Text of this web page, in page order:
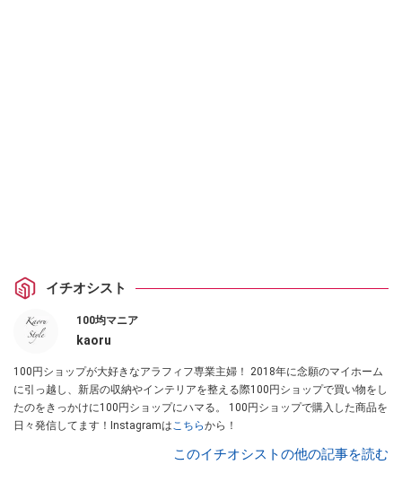
イチオシスト
100均マニア
kaoru
100円ショップが大好きなアラフィフ専業主婦！ 2018年に念願のマイホーム
に引っ越し、新居の収納やインテリアを整える際100円ショップで買い物をし
たのをきっかけに100円ショップにハマる。 100円ショップで購入した商品を
日々発信してます！Instagramはこちらから！
このイチオシストの他の記事を読む